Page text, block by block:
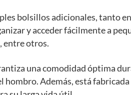
bolsillos adicionales, tanto
y acceder fácilmente a
entre otros.
una comodidad óptima
hombro. Además, está